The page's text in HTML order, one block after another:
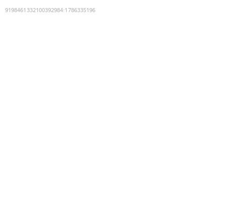
9198461332100392984:1786335196